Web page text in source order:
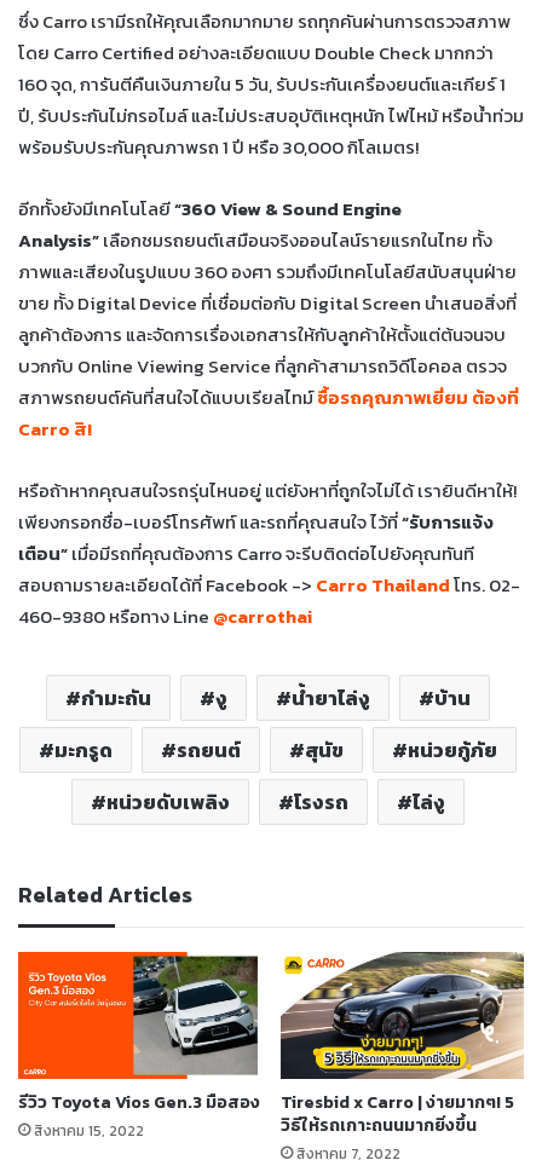
ซึ่ง Carro เรามีรถให้คุณเลือกมากมาย รถทุกคันผ่านการตรวจสภาพ
โดย Carro Certified อย่างละเอียดแบบ Double Check มากกว่า
160 จุด, การันตีคืนเงินภายใน 5 วัน, รับประกันเครื่องยนต์และเกียร์ 1
ปี, รับประกันไม่กรอไมล์ และไม่ประสบอุบัติเหตุหนัก ไฟไหม้ หรือน้ำท่วม
พร้อมรับประกันคุณภาพรถ 1 ปี หรือ 30,000 กิโลเมตร!
อีกทั้งยังมีเทคโนโลยี“360 View & Sound Engine
Analysis”เลือกชมรถยนต์เสมือนจริงออนไลน์รายแรกในไทย ทั้ง
ภาพและเสียงในรูปแบบ 360 องศา รวมถึงมีเทคโนโลยีสนับสนุนฝ่าย
ขาย ทั้ง Digital Device ที่เชื่อมต่อกับ Digital Screen นำเสนอสิ่งที่
ลูกค้าต้องการ และจัดการเรื่องเอกสารให้กับลูกค้าให้ตั้งแต่ต้นจนจบ
บวกกับ Online Viewing Service ที่ลูกค้าสามารถวิดีโอคอล ตรวจ
สภาพรถยนต์คันที่สนใจได้แบบเรียลไทม์ซื้อรถคุณภาพเยี่ยม ต้องที่
Carro สิ!
หรือถ้าหากคุณสนใจรถรุ่นไหนอยู่ แต่ยังหาที่ถูกใจไม่ได้ เรายินดีหาให้!
เพียงกรอกชื่อ-เบอร์โทรศัพท์ และรถที่คุณสนใจ ไว้ที่“รับการแจ้ง
เตือน”เมื่อมีรถที่คุณต้องการ Carro จะรีบติดต่อไปยังคุณทันที
สอบถามรายละเอียดได้ที่ Facebook -> Carro Thailandโทร. 02-
460-9380 หรือทาง Line @carrothai
กำมะถัน งู น้ำยาไล่งู
บ้าน
มะกรูด
รถยนต์ สุนัข
หน่วยกู้ภัย
หน่วยดับเพลิง
โรงรถ ไล่งู
Related Articles
รีวิว Toyota Vios Gen.3 มือสอง
สิงหาคม 15, 2022
Tiresbid x Carro | ง่ายมากๆ! 5
วิธีให้รถเกาะถนนมากยิ่งขึ้น
สิงหาคม 7, 2022